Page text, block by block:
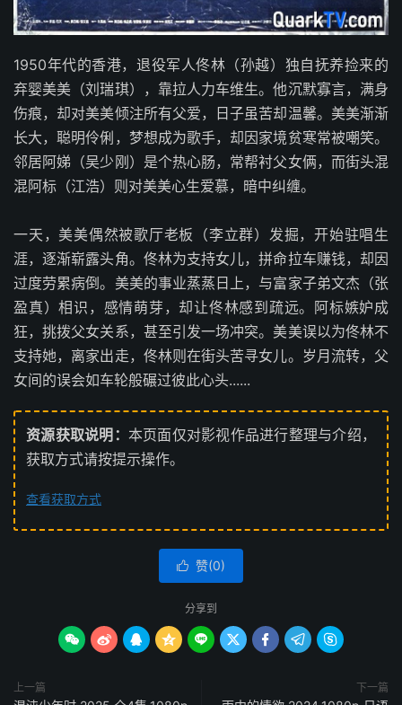
1950年代的香港，退役军人佟林（孙越）独自抚养捡来的
弃婴美美（刘瑞琪），靠拉人力车维生。他沉默寡言，满身
伤痕，却对美美倾注所有父爱，日子虽苦却温馨。美美渐渐
长大，聪明伶俐，梦想成为歌手，却因家境贫寒常被嘲笑。
邻居阿娣（吴少刚）是个热心肠，常帮衬父女俩，而街头混
混阿标（江浩）则对美美心生爱慕，暗中纠缠。
一天，美美偶然被歌厅老板（李立群）发掘，开始驻唱生
涯，逐渐崭露头角。佟林为支持女儿，拼命拉车赚钱，却因
过度劳累病倒。美美的事业蒸蒸日上，与富家子弟文杰（张
盈真）相识，感情萌芽，却让佟林感到疏远。阿标嫉妒成
狂，挑拨父女关系，甚至引发一场冲突。美美误以为佟林不
支持她，离家出走，佟林则在街头苦寻女儿。岁月流转，父
女间的误会如车轮般碾过彼此心头......
资源获取说明： 本页面仅对影视作品进行整理与介绍，
获取方式请按提示操作。
查看获取方式
 赞(0)
分享到
        
上一篇 下一篇